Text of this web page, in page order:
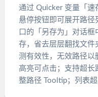
通过 Quicker 变量「速
悬停按钮即可展开路径
口的「另存为」对话
存，省去层层翻找文件
测有效性，无效路径以
高亮可点击；支持超
整路径 Tooltip；列表